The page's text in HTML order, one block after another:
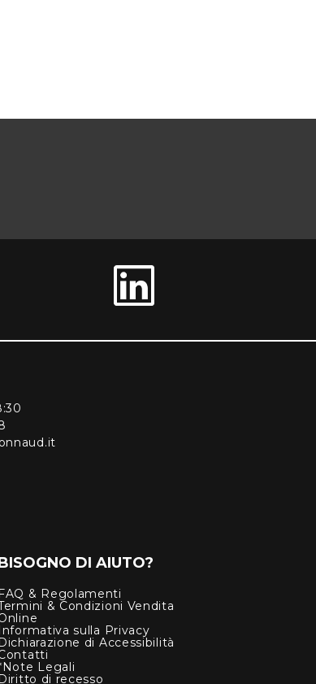
DI AIUTO?
FAQ & Regolamenti
& Condizioni Vendita
Informativa sulla Privacy
Dichiarazione di Accessibilità
Legali
Diritto di recesso